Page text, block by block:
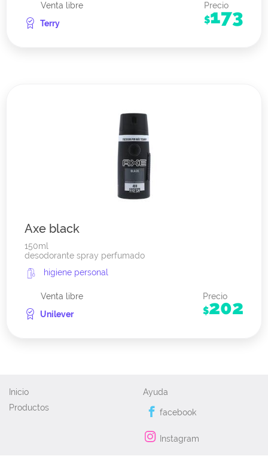
Venta libre
Terry
Precio
$173
Axe black
150ml
desodorante spray perfumado
higiene personal
Venta libre
Unilever
Precio
$202
Inicio
Productos
Ayuda
facebook
Instagram